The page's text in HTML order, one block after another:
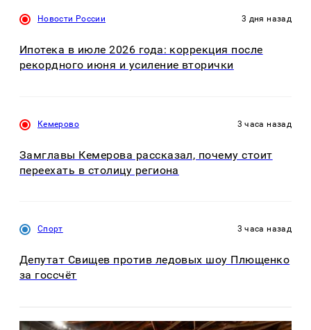
Новости России 3 дня назад
Ипотека в июле 2026 года: коррекция после
рекордного июня и усиление вторички
Кемерово 3 часа назад
Замглавы Кемерова рассказал, почему стоит
переехать в столицу региона
Спорт 3 часа назад
Депутат Свищев против ледовых шоу Плющенко
за госсчёт